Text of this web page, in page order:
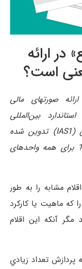
ارائه
است؟
حسابداری شماره 1: ارائه صورتهای مالی
با استاندارد بین‌المللی
حسابداری شماره 1: ارائه صورتهای مالی (IAS1) تدوین شده
رعایت آن از یکم فروردین 1398 برای همه واحدهای
مشابه را به طور
که ماهيت يا کارکرد
آنکه این اقلام
تعداد زيادي